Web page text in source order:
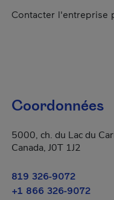
Contacter l'entreprise
Coordonnées
5000, ch. du Lac du
Canada, J0T 1J2
819 326-9072
+1 866 326-9072